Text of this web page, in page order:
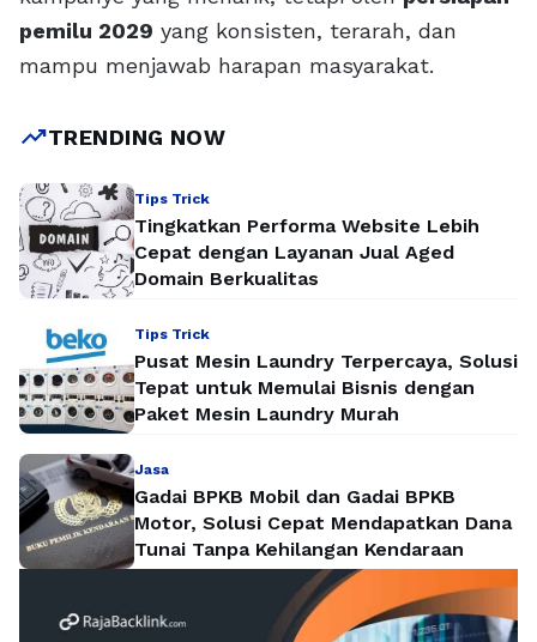
pemilu 2029 yang konsisten, terarah, dan
mampu menjawab harapan masyarakat.
trending_upTRENDING NOW
Tips Trick
Tingkatkan Performa Website Lebih
Cepat dengan Layanan Jual Aged
Domain Berkualitas
Tips Trick
Pusat Mesin Laundry Terpercaya, Solusi
Tepat untuk Memulai Bisnis dengan
Paket Mesin Laundry Murah
Jasa
Gadai BPKB Mobil dan Gadai BPKB
Motor, Solusi Cepat Mendapatkan Dana
Tunai Tanpa Kehilangan Kendaraan